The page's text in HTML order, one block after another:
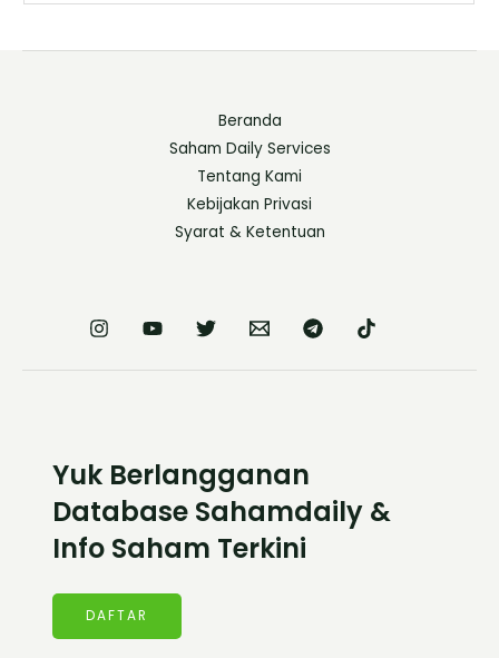
Beranda
Saham Daily Services
Tentang Kami
Kebijakan Privasi
Syarat & Ketentuan
Yuk Berlangganan
Database Sahamdaily &
Info Saham Terkini
DAFTAR